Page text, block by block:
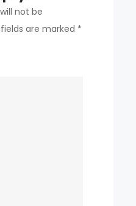
not be
are marked *